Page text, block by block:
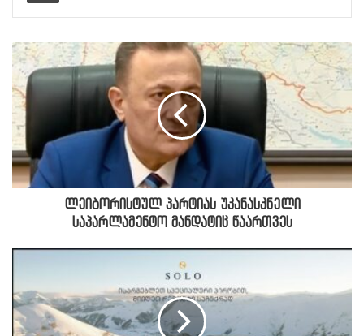
ლეიბორისტულ პარტიას უკანასკნელი
საპარლამენტო მანდატიც წაართვეს